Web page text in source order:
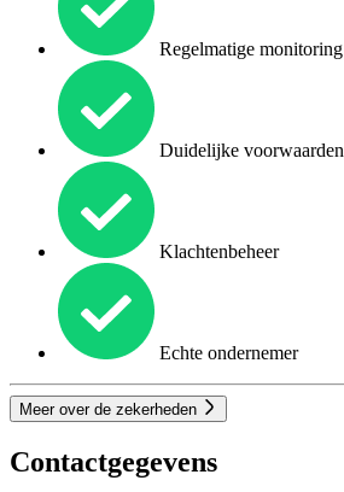
Regelmatige monitoring
Duidelijke voorwaarden
Klachtenbeheer
Echte ondernemer
Meer over de zekerheden
Contactgegevens